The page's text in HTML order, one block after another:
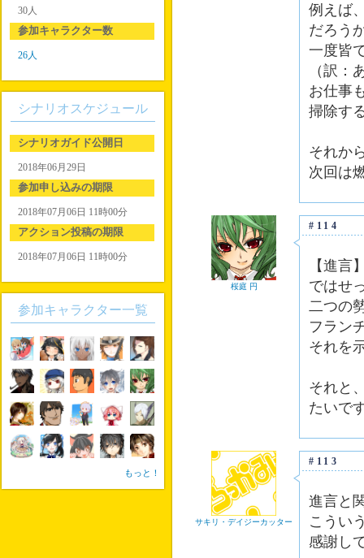
例えば
だろう
一度皆
（訳：
お仕事
掃除す
それか
次回は
桜庭 円
#114
【進言
ではせ
二つの
フラン
それを
それと
たいで
サキリ・デイジーカッター
#113
進言と
こうい
感謝し
30人
参加キャラクター数
26人
シナリオスケジュール
シナリオガイド公開日
2018年06月29日
参加申し込みの期限
2018年07月06日 11時00分
アクション投稿の期限
2018年07月06日 11時00分
参加キャラクター一覧
もっと！